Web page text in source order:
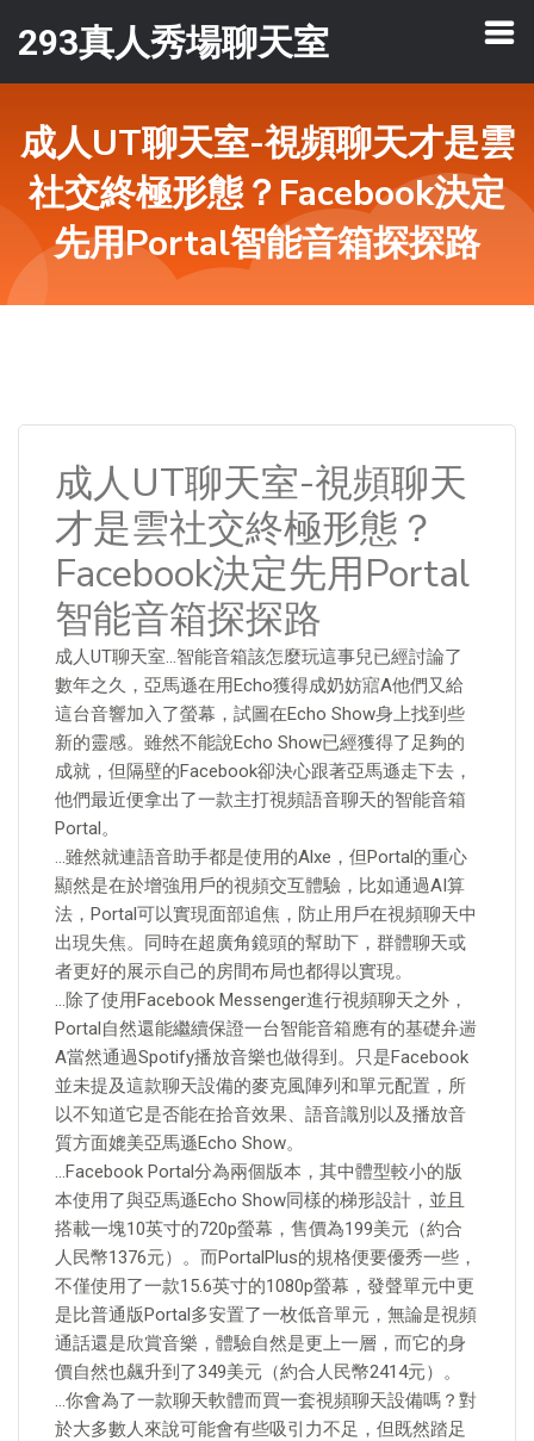
293真人秀場聊天室
成人UT聊天室-視頻聊天才是雲
社交終極形態？Facebook決定
先用Portal智能音箱探探路
成人UT聊天室-視頻聊天
才是雲社交終極形態？
Facebook決定先用Portal
智能音箱探探路
成人UT聊天室…智能音箱該怎麼玩這事兒已經討論了
數年之久，亞馬遜在用Echo獲得成奶妨寣A他們又給
這台音響加入了螢幕，試圖在Echo Show身上找到些
新的靈感。雖然不能說Echo Show已經獲得了足夠的
成就，但隔壁的Facebook卻決心跟著亞馬遜走下去，
他們最近便拿出了一款主打視頻語音聊天的智能音箱
Portal。
…雖然就連語音助手都是使用的Alxe，但Portal的重心
顯然是在於增強用戶的視頻交互體驗，比如通過AI算
法，Portal可以實現面部追焦，防止用戶在視頻聊天中
出現失焦。同時在超廣角鏡頭的幫助下，群體聊天或
者更好的展示自己的房間布局也都得以實現。
…除了使用Facebook Messenger進行視頻聊天之外，
Portal自然還能繼續保證一台智能音箱應有的基礎弁遄
A當然通過Spotify播放音樂也做得到。只是Facebook
並未提及這款聊天設備的麥克風陣列和單元配置，所
以不知道它是否能在拾音效果、語音識別以及播放音
質方面媲美亞馬遜Echo Show。
…Facebook Portal分為兩個版本，其中體型較小的版
本使用了與亞馬遜Echo Show同樣的梯形設計，並且
搭載一塊10英寸的720p螢幕，售價為199美元（約合
人民幣1376元）。而PortalPlus的規格便要優秀一些，
不僅使用了一款15.6英寸的1080p螢幕，發聲單元中更
是比普通版Portal多安置了一枚低音單元，無論是視頻
通話還是欣賞音樂，體驗自然是更上一層，而它的身
價自然也飆升到了349美元（約合人民幣2414元）。
…你會為了一款聊天軟體而買一套視頻聊天設備嗎？對
於大多數人來說可能會有些吸引力不足，但既然踏足